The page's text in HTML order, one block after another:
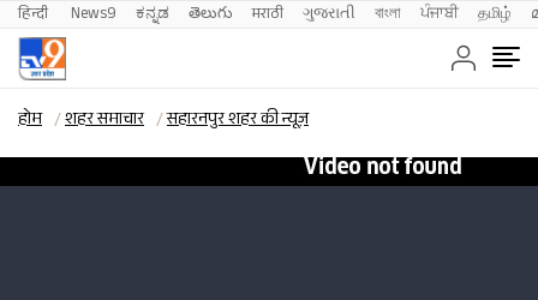
हिन्दी News9 ಕನ್ನಡ తెలుగు मराठी ગુજરાતી বাংলা ਪੰਜਾਬੀ தமிழ்
होम शहर समाचार सहारनपुर शहर की न्यूज़